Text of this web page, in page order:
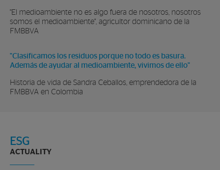
"El medioambiente no es algo fuera de nosotros, nosotros
somos el medioambiente", agricultor dominicano de la
FMBBVA
"Clasificamos los residuos porque no todo es basura.
Además de ayudar al medioambiente, vivimos de ello"
Historia de vida de Sandra Ceballos, emprendedora de la
FMBBVA en Colombia
ESG
ACTUALITY